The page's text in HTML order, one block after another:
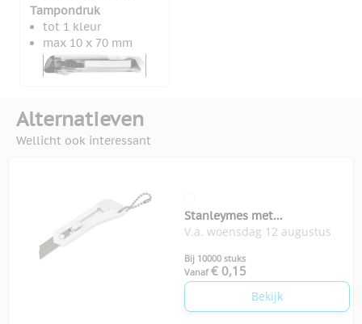
Tampondruk
tot 1 kleur
max 10 x 70 mm
Alternatieven
Wellicht ook interessant
Stanleymes met
sleutelhanger
V.a. woensdag 12 augustus
Bij 10000 stuks
Vanaf € 0,15
Bekijk